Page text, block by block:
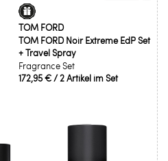
TOM FORD
TOM FORD Noir Extreme EdP Set
+ Travel Spray
Fragrance Set
172,95 €/ 2 Artikel im Set